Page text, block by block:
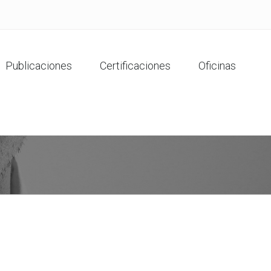
Publicaciones Certificaciones Oficinas